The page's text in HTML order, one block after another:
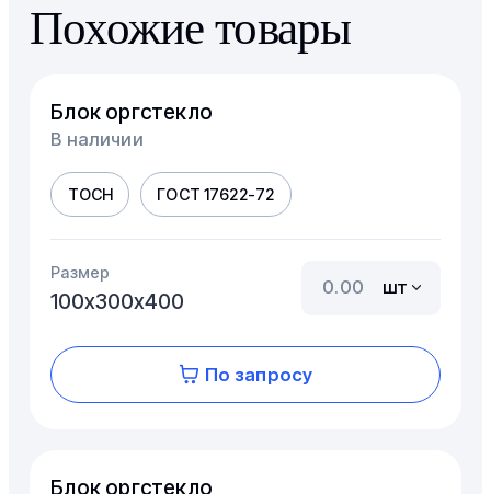
Похожие товары
Блок оргстекло
В наличии
ТОСН ГОСТ 17622-72
Размер
100х300х400
шт
По запросу
Блок оргстекло